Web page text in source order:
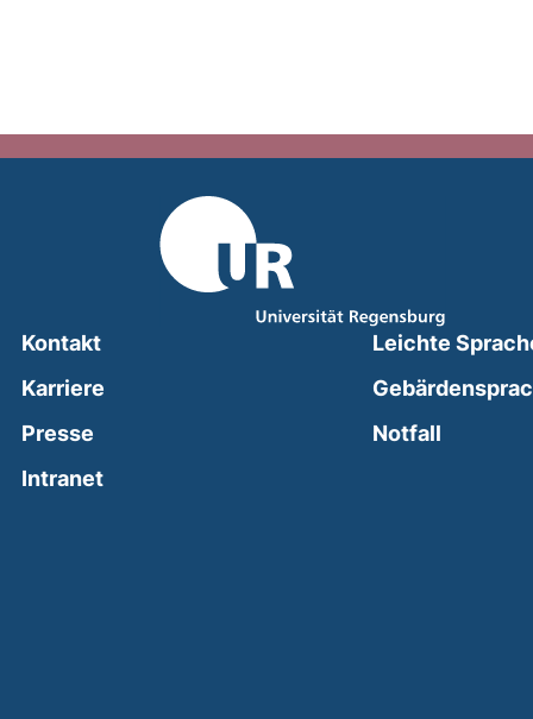
Kontakt
Karriere
Presse
Intranet(external link, opens in a new window)
Leichte
Notfall